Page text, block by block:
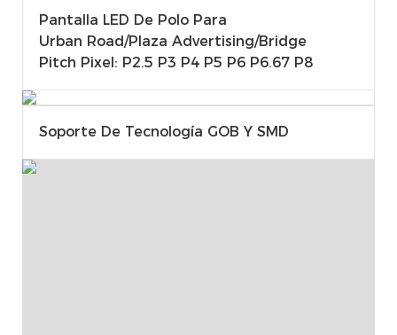
Pantalla LED De Polo Para
Urban Road/Plaza Advertising/Bridge
Pitch Pixel: P2.5 P3 P4 P5 P6 P6.67 P8
Soporte De Tecnología GOB Y SMD